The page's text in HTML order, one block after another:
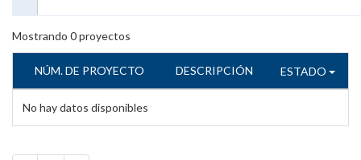
Mostrando 0proyectos
NÚM. DE PROYECTO DESCRIPCIÓN ESTADO
No hay datos disponibles